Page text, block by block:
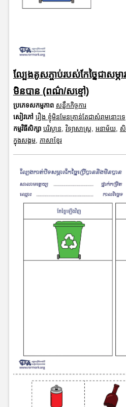
ល្បែងគូសភ្ចាប់របស់កែច្នៃជាសម្ភា
មិនបាន (ពណ៌/សខ្មៅ)
ប្រភេទសកម្មភាព សន្លឹកកិច្ចការ
សៀវភៅ រឿង ខ្ញុំមិនមែនគ្រាន់តែជាសំរាមនោះទេ
កម្មវិធីសិក្សា បរិស្ថាន, វិទ្យាសាស្រ្ត, អនាម័យ, សិ
ក្នុងសង្គម, ភាសាខ្មែរ